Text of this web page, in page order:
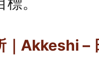
｜Akkeshi –